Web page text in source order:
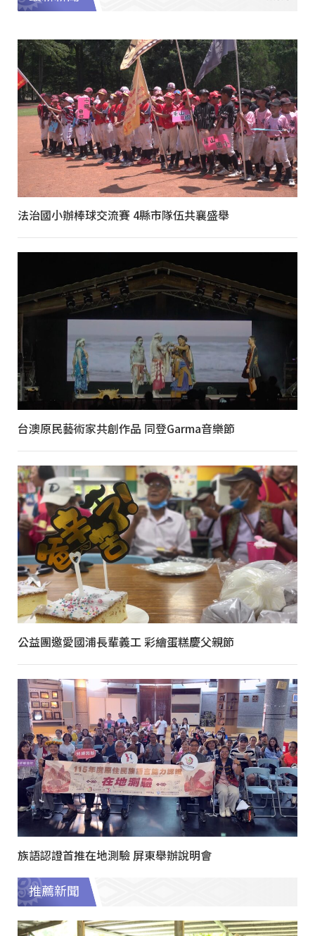
法治國小辦棒球交流賽 4縣市隊伍共襄盛舉
台澳原民藝術家共創作品 同登Garma音樂節
公益團邀愛國浦長輩義工 彩繪蛋糕慶父親節
族語認證首推在地測驗 屏東舉辦說明會
推薦新聞